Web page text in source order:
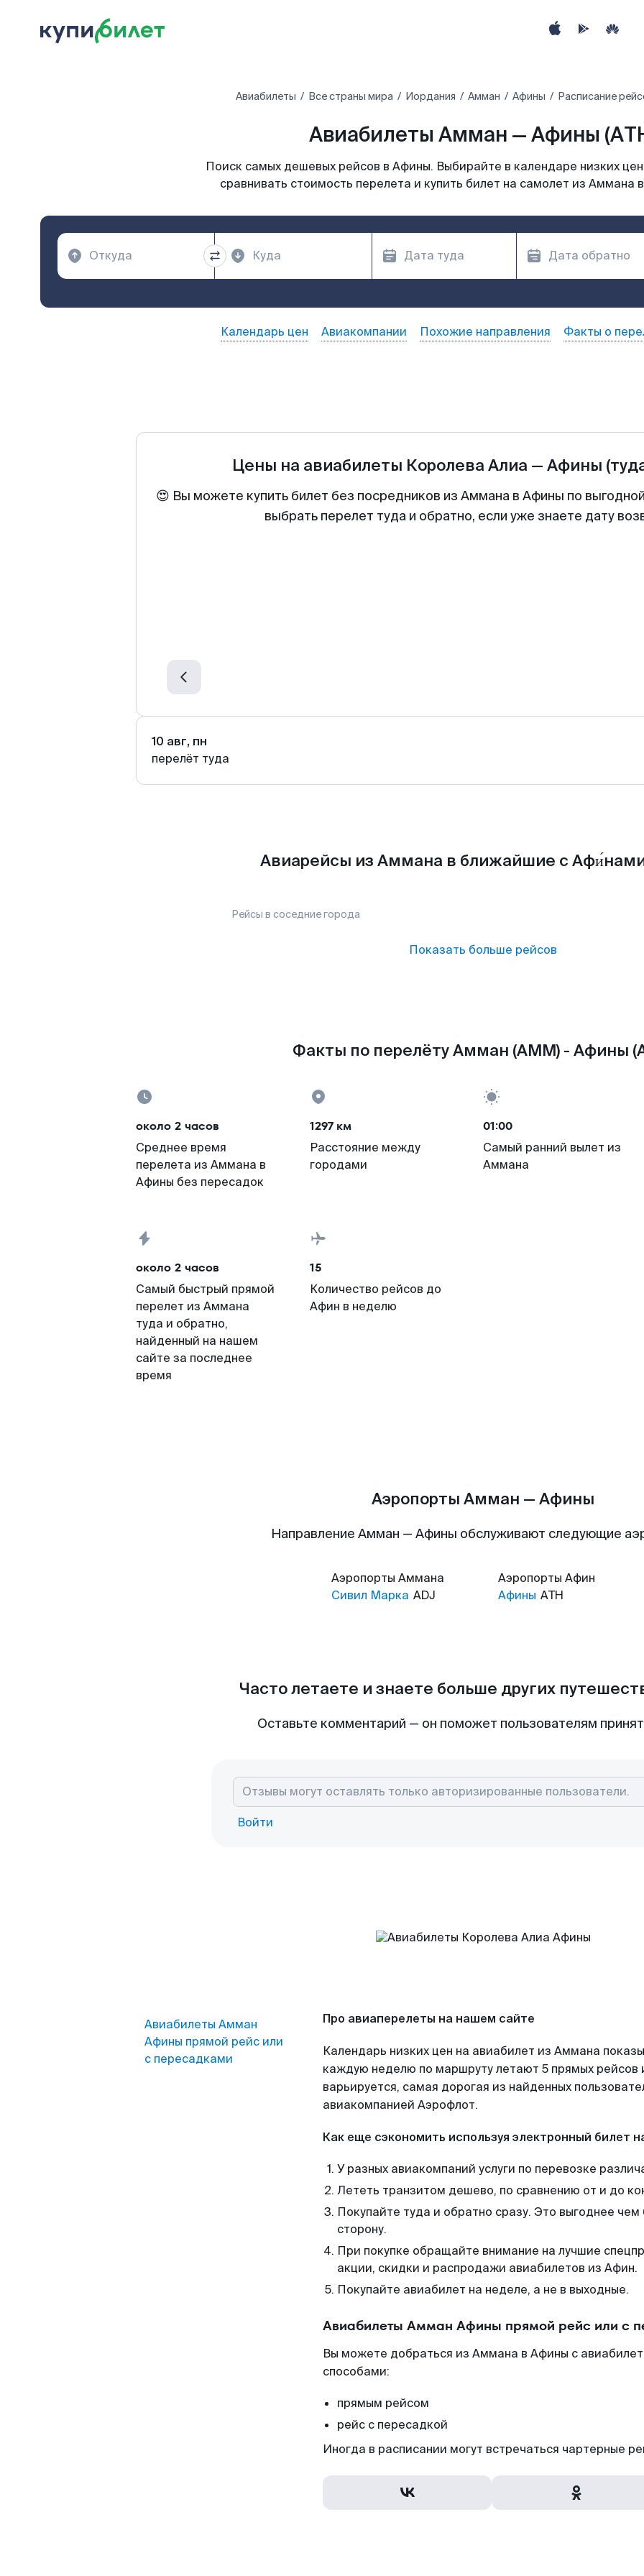
Авиабилеты Все страны мира Иордания Амман Афины Расписание
Авиабилеты Амман — Афины
Поиск самых дешевых рейсов в Афины. Выбирайте в календаре низких
сравнивать стоимость перелета и купить билет на самолет из Аммана
Календарь цен Авиакомпании Похожие направления Факты о
Цены на авиабилеты Королева Алиа — Афины
😍 Вы можете купить билет без посредников из Аммана в Афины по
выбрать перелет туда и обратно, если уже знаете дату
10 авг, пн
перелёт туда
Авиарейсы из Аммана в ближайшие с
Рейсы в соседние города
Показать больше рейсов
Факты по перелёту Амман (AMM) - Афины
около 2 часов
Среднее время
перелета из Аммана в
Афины без пересадок
1297 км
Расстояние между
городами
01:00
Самый ранний вылет из
Аммана
около 2 часов
Самый быстрый прямой
перелет из Аммана
туда и обратно,
найденный на нашем
сайте за последнее
время
15
Количество рейсов до
Афин в неделю
Аэропорты Амман — Афины
Направление Амман — Афины обслуживают следующие
Аэропорты Аммана
Сивил Марка ADJ
Аэропорты Афин
Афины ATH
Часто летаете и знаете больше других
Оставьте комментарий — он поможет пользователям
Войти
Авиабилеты Амман
Афины прямой рейс или
с пересадками
Про авиаперелеты на нашем сайте
Календарь низких цен на авиабилет из Аммана
каждую неделю по маршруту летают 5 прямых рейсов
варьируется, самая дорогая из найденных
авиакомпанией Аэрофлот.
Как еще сэкономить используя электронный билет
У разных авиакомпаний услуги по перевозке
Лететь транзитом дешево, по сравнению от и до
Покупайте туда и обратно сразу. Это выгоднее
сторону.
При покупке обращайте внимание на лучшие
акции, скидки и распродажи авиабилетов из Афин.
Покупайте авиабилет на неделе, а не в выходные.
Авиабилеты Амман Афины прямой рейс или с
Вы можете добраться из Аммана в Афины с
способами:
прямым рейсом
рейс с пересадкой
Иногда в расписании могут встречаться чартерные